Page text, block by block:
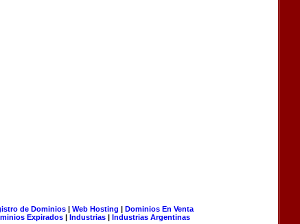
de Dominios| Web Hosting | Dominios En Venta
Expirados | Industrias | Industrias Argentinas